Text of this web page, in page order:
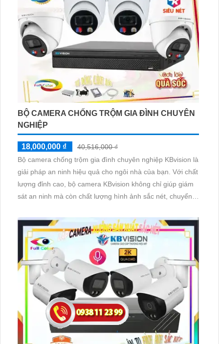
BỘ CAMERA CHỐNG TRỘM GIA ĐÌNH CHUYÊN
NGHIỆP
18,000,000 ₫
40,516,000 ₫
Bộ camera chống trộm gia đình chuyên nghiệp KBvision là
giải pháp an ninh hiệu quả cho ngôi nhà của bạn. Với chất
lượng đỉnh cao, bộ camera KBvision không chỉ giúp giám
sát an ninh mà còn chất lượng hình ảnh sắc nét, chuyển
rõ, giúp nghe và ghi lại âm thanh trong phạm vi rộng